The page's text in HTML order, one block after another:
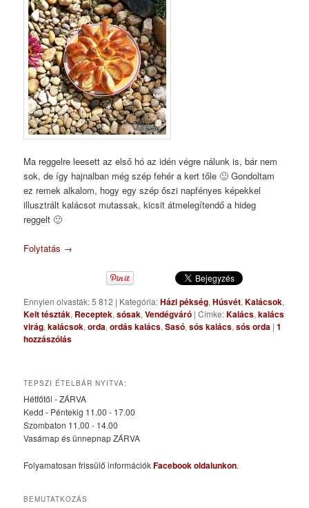
Ma reggelre leesett az első hó az idén végre nálunk is, bár nem
sok, de így hajnalban még szép fehér a kert tőle 🙂 Gondoltam
ez remek alkalom, hogy egy szép őszi napfényes képekkel
illusztrált kalácsot mutassak, kicsit átmelegítendő a hideg
reggelt 🙂
Folytatás →
Ennyien olvasták: 5 812 | Kategória:Házi pékség,Húsvét,Kalácsok,
Kelt tészták, Receptek,sósak,Vendégváró |Címke:Kalács,kalács
virág,kalácsok,orda,ordás kalács,Sasó,sós kalács,sós orda |1
hozzászólás
TEPSZI ÉTELBÁR NYITVA:
Hétfőtől - ZÁRVA
Kedd - Péntekig 11.00 - 17.00
Szombaton 11.00 - 14.00
Vasárnap és ünnepnap ZÁRVA
Folyamatosan frissülő információkFacebook oldalunkon.
BEMUTATKOZÁS